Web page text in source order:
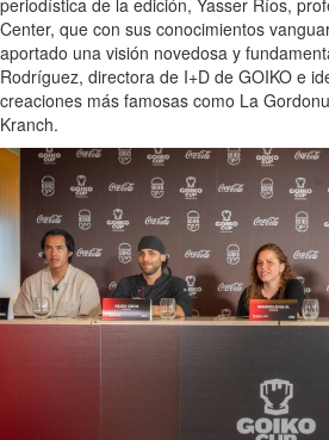
periodística de la edición, Yasser Ríos,
Center, que con sus conocimientos
aportado una visión novedosa y
Rodríguez, directora de I+D de GOIKO e
creaciones más famosas como La
Kranch.